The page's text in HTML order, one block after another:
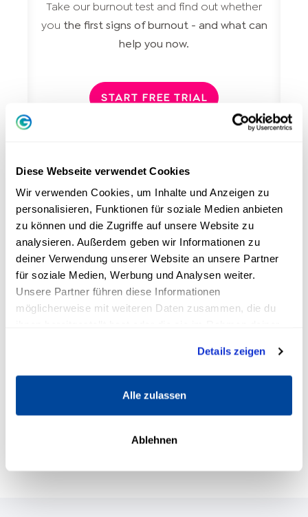
Diese Webseite verwendet Cookies
Wir verwenden Cookies, um Inhalte und Anzeigen zu
personalisieren, Funktionen für soziale Medien anbieten
zu können und die Zugriffe auf unsere Website zu
analysieren. Außerdem geben wir Informationen zu
deiner Verwendung unserer Website an unsere Partner
für soziale Medien, Werbung und Analysen weiter.
Unsere Partner führen diese Informationen
möglicherweise mit weiteren Daten zusammen, die du
Details zeigen
Alle zulassen
Ablehnen
Take our burnout test and find out whether
you the first signs of burnout - and what can
help you now.
START FREE TRIAL